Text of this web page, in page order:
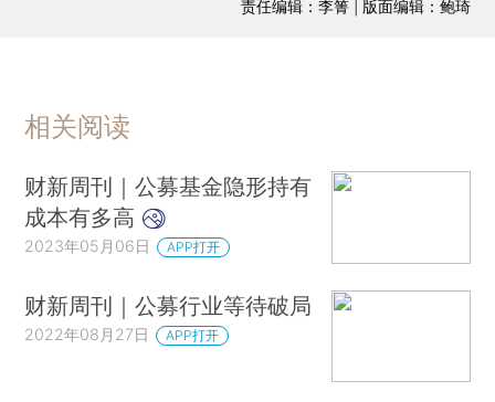
责任编辑：李箐 | 版面编辑：鲍琦
相关阅读
财新周刊｜公募基金隐形持有
成本有多高
2023年05月06日 APP打开
财新周刊｜公募行业等待破局
2022年08月27日 APP打开